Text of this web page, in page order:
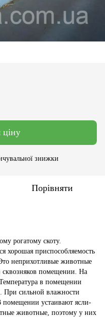
ціну
знижки
Порівняти
рогатому скоту.
хорошая приспособляемость
неприхотливые животные
сквозняков помещении. На
в помещении
При сильной влажности
помещении устаивают ясли-
животные, поэтому у них